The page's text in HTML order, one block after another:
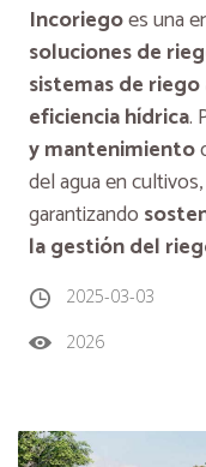
Incoriegoes una
soluciones de
sistemas de
eficiencia hídrica.
y mantenimiento
del agua en
garantizando
la gestión del
2025-03-03
2026